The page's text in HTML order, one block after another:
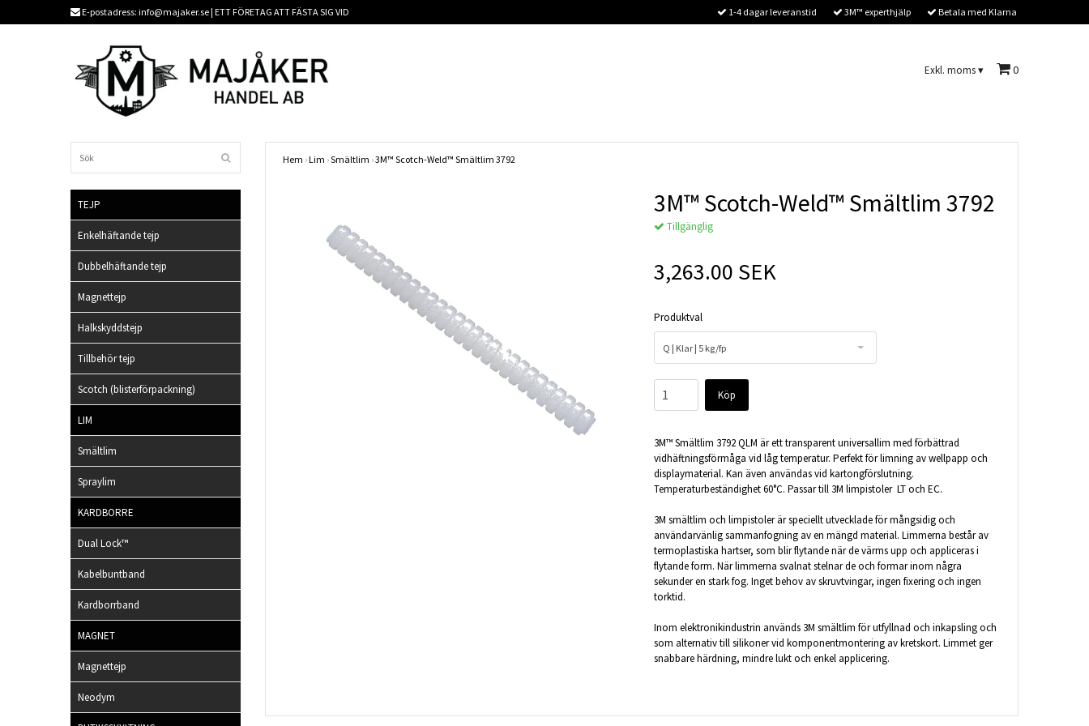
E-postadress: info@majaker.se| ETT FÖRETAG ATT FÄSTA SIG VID 1-4 dagar leveranstid 3M™ experthjälp Betala med Klarna
Exkl. moms ▾ 0
TEJP
Enkelhäftande tejp
Dubbelhäftande tejp
Magnettejp
Halkskyddstejp
Tillbehör tejp
Scotch (blisterförpackning)
LIM
Smältlim
Spraylim
KARDBORRE
Dual Lock™
Kabelbuntband
Kardborrband
MAGNET
Magnettejp
Neodym
Hem ›Lim ›Smältlim ›3M™ Scotch-Weld™ Smältlim 3792
3M™ Scotch-Weld™ Smältlim 3792
Tillgänglig
3,263.00 SEK
Produktval
Q | Klar | 5 kg/fp
Köp
3M™ Smältlim 3792 QLM är ett transparent universallim med förbättrad
vidhäftningsförmåga vid låg temperatur. Perfekt för limning av wellpapp och
displaymaterial. Kan även användas vid kartongförslutning.
Temperaturbeständighet 60°C. Passar till 3M limpistoler LT och EC.
3M smältlim och limpistoler är speciellt utvecklade för mångsidig och
användarvänlig sammanfogning av en mängd material. Limmerna består av
termoplastiska hartser, som blir flytande när de värms upp och appliceras i
flytande form. När limmerna svalnat stelnar de och formar inom några
sekunder en stark fog. Inget behov av skruvtvingar, ingen fixering och ingen
torktid.
Inom elektronikindustrin används 3M smältlim för utfyllnad och inkapsling och
som alternativ till silikoner vid komponentmontering av kretskort. Limmet ger
snabbare härdning, mindre lukt och enkel applicering.